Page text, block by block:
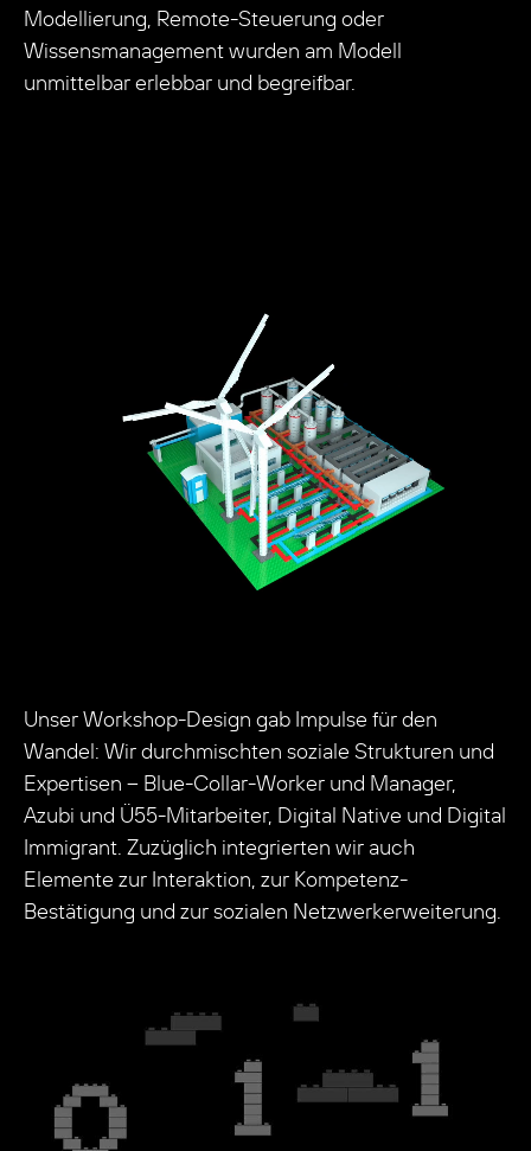
Modellierung, Remote-Steuerung oder
Wissensmanagement wurden am Modell
unmittelbar erlebbar und begreifbar.
Unser Workshop-Design gab Impulse für den
Wandel: Wir durchmischten soziale Strukturen und
Expertisen – Blue-Collar-Worker und Manager,
Azubi und Ü55-Mitarbeiter, Digital Native und Digital
Immigrant. Zuzüglich integrierten wir auch
Elemente zur Interaktion, zur Kompetenz-
Bestätigung und zur sozialen Netzwerkerweiterung.